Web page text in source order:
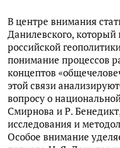
В центре внимания
Данилевского,
российской
понимание процессов
концептов
этой связи
вопросу о
Смирнова и Р.
исследования и
Особое внимание